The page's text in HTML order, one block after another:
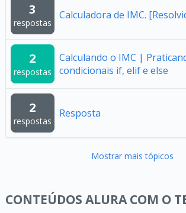
3
respostas
Calculadora de IMC.
2
respostas
Calculando o IMC |
condicionais if, elif e else
2
respostas
Resposta
Mostrar mais tópicos
CONTEÚDOS ALURA COM O